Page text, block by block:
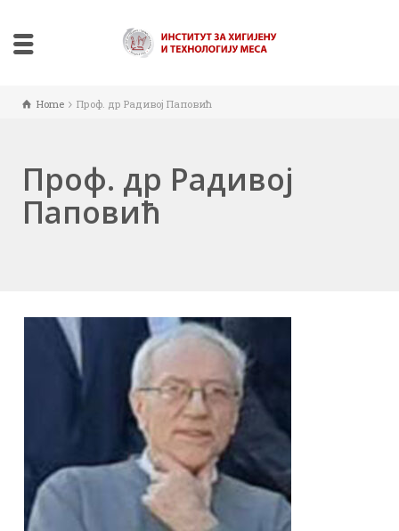
Home Проф. др Радивој Паповић
Проф. др Радивој
Паповић